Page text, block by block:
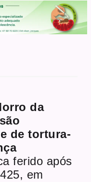
da
de tortura-
ferido após
em